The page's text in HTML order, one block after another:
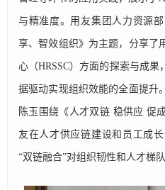
与精准度。用友集团人力资源
享、智效组织》为主题，分享了
心（HRSSC）方面的探索与成
据驱动实现组织效能的全面提升
陈玉围绕《人才双链 稳供应 促
友在人才供应链建设和员工成
“双链融合”对组织韧性和人才梯